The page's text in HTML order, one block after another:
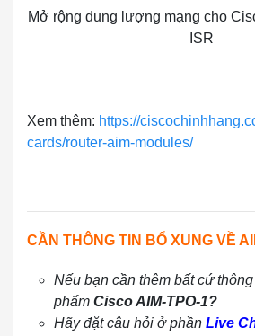
Mở rộng dung lượng mạng cho
ISR
Xem thêm: https://
cards/router-aim-modules/
CẦN THÔNG TIN BỔ XUNG VỀ
Nếu bạn cần thêm bất cứ
phẩm Cisco AIM-TPO-1?
Hãy đặt câu hỏi ở phần Live